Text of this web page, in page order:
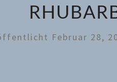
Februar 28,